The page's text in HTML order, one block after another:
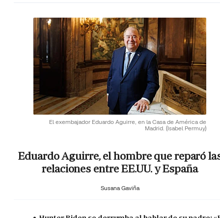
El exembajador Eduardo Aguirre, en la Casa de América de
Madrid. (Isabel Permuy)
Eduardo Aguirre, el hombre que reparó
relaciones entre EE.UU. y España
Susana Gaviña